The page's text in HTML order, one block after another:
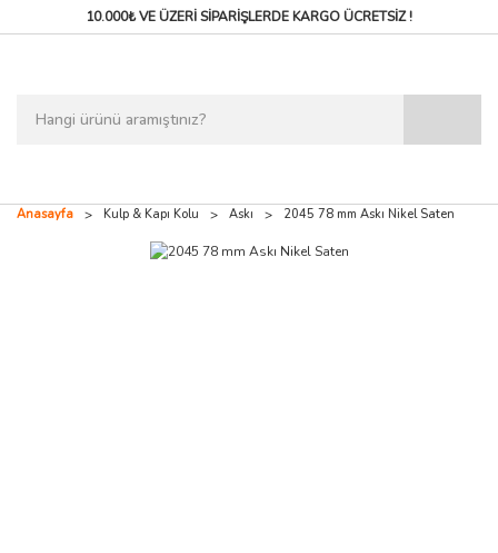
10.000₺ VE ÜZERİ SİPARİŞLERDEKARGO ÜCRETSİZ !
Anasayfa Kulp & Kapı Kolu Askı 2045 78 mm Askı Nikel Saten